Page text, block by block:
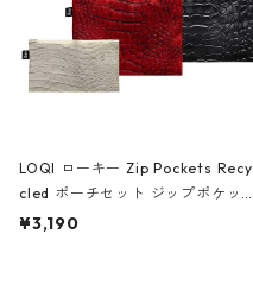
LOQI ローキー Zip Pockets Recy
cled ポーチセット ジップポケット
ファスナーポーチ 撥水加工 トラベ
¥3,190